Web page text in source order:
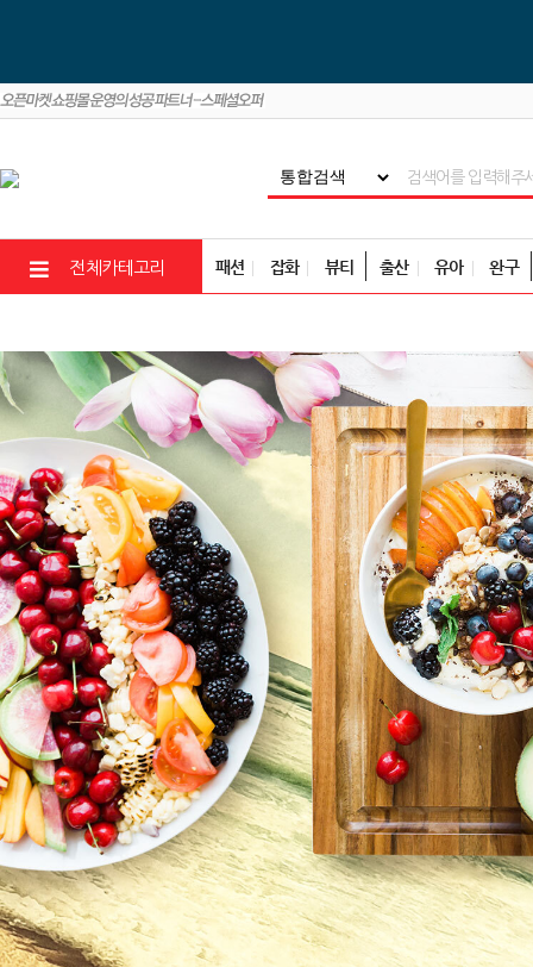
전체카테고리 패션 잡화 뷰티 출산 유아 완구